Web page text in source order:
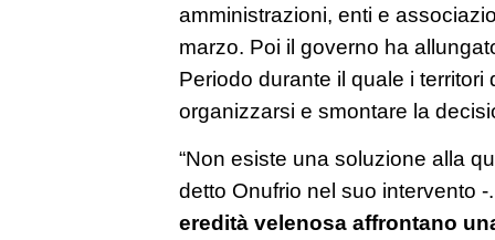
amministrazioni, enti e
marzo. Poi il governo ha
Periodo durante il quale i
organizzarsi e smontare la
“Non esiste una soluzione alla
detto Onufrio nel suo intervento
eredità velenosa affrontano